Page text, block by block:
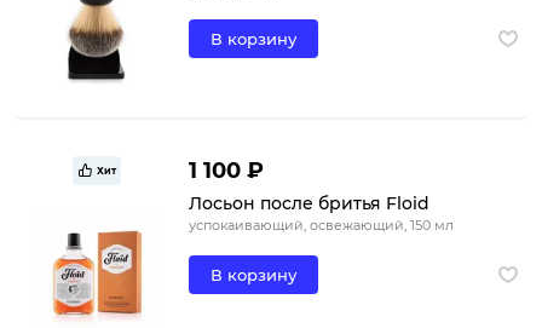
В корзину
Хит 1 100 ₽
Лосьон после бритья Floid
успокаивающий, освежающий, 150 мл
В корзину